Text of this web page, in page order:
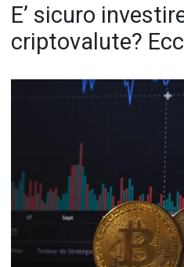
E’ sicuro
criptovalute?